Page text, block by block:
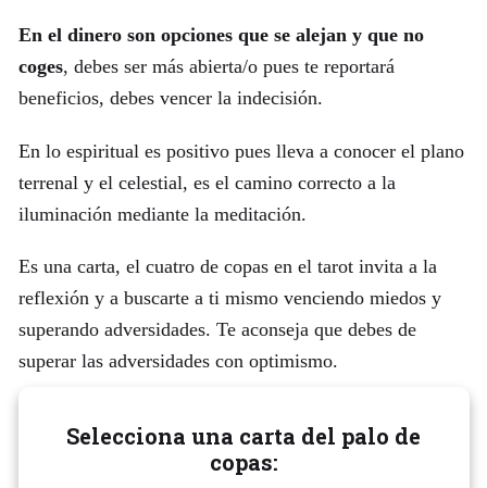
En el dinero son opciones que se alejan y que no
coges, debes ser más abierta/o pues te reportará
beneficios, debes vencer la indecisión.
En lo espiritual es positivo pues lleva a conocer el plano
terrenal y el celestial, es el camino correcto a la
iluminación mediante la meditación.
Es una carta, el cuatro de copas en el tarot invita a la
reflexión y a buscarte a ti mismo venciendo miedos y
superando adversidades. Te aconseja que debes de
superar las adversidades con optimismo.
Selecciona una carta del palo de
copas: